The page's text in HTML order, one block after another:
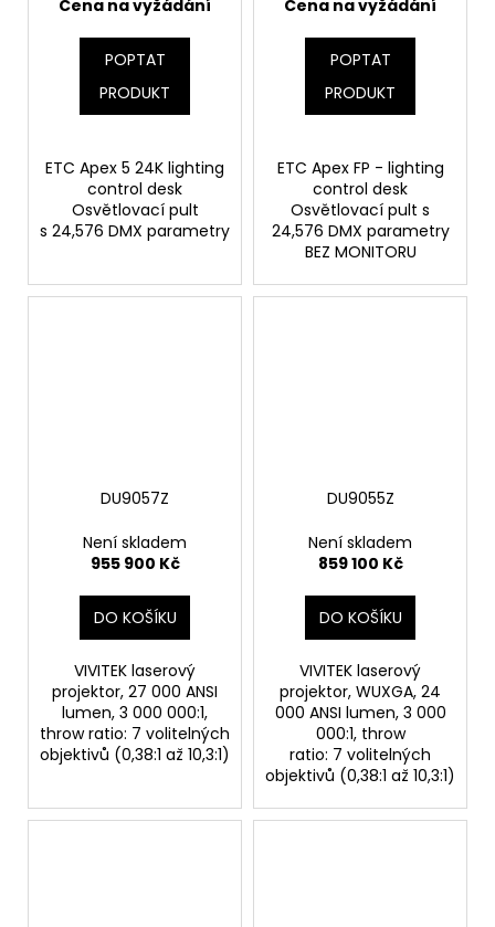
Cena na vyžádání
POPTAT
PRODUKT
ETC Apex 5 24K lighting
control desk
Osvětlovací pult
s 24,576 DMX parametry
Cena na vyžádání
POPTAT
PRODUKT
ETC Apex FP - lighting
control desk
Osvětlovací pult s
24,576 DMX parametry
BEZ MONITORU
DU9057Z
Není skladem
955 900 Kč
DO KOŠÍKU
VIVITEK laserový
projektor, 27 000 ANSI
lumen, 3 000 000:1,
throw ratio: 7 volitelných
objektivů (0,38:1 až 10,3:1)
DU9055Z
Není skladem
859 100 Kč
DO KOŠÍKU
VIVITEK laserový
projektor, WUXGA, 24
000 ANSI lumen, 3 000
000:1, throw
ratio: 7 volitelných
objektivů (0,38:1 až 10,3:1)